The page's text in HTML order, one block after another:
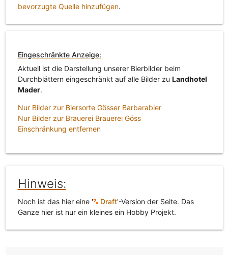
bevorzugte Quelle hinzufügen.
Eingeschränkte Anzeige:
Aktuell ist die Darstellung unserer Bierbilder beim
Durchblättern eingeschränkt auf alle Bilder zu Landhotel
Mader.
Nur Bilder zur Biersorte Gösser Barbarabier
Nur Bilder zur Brauerei Brauerei Göss
Einschränkung entfernen
Hinweis:
Noch ist das hier eine ' Draft'-Version der Seite. Das
Ganze hier ist nur ein kleines ein Hobby Projekt.